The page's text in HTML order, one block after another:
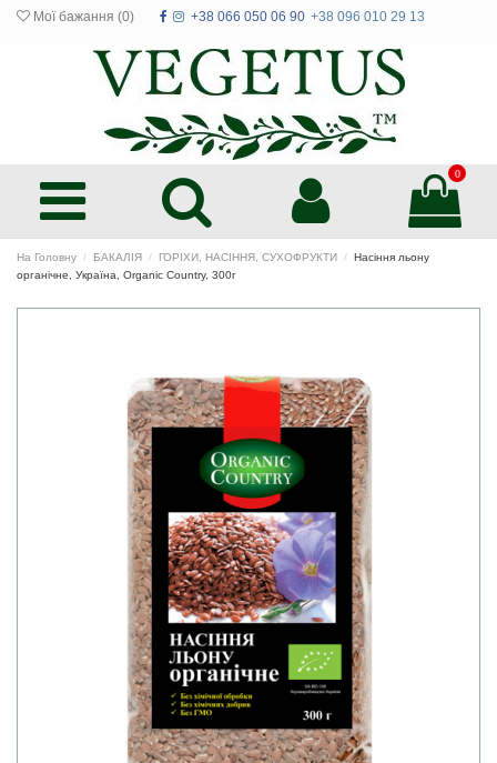
Мої бажання (0) +38 066 050 06 90 +38 096 010 29 13
0
На Головну БАКАЛІЯ ГОРІХИ, НАСІННЯ, СУХОФРУКТИ
Насіння льону
органічне, Україна, Organic Country, 300г